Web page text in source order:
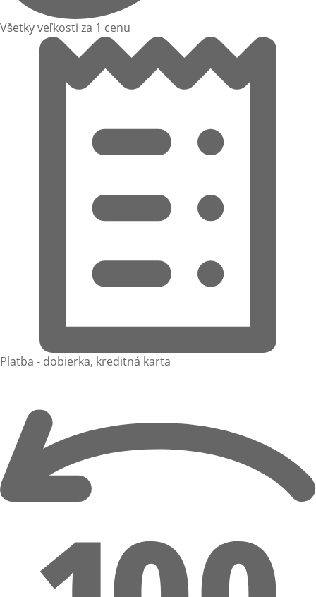
Všetky veľkosti za 1 cenu
Platba - dobierka, kreditná karta